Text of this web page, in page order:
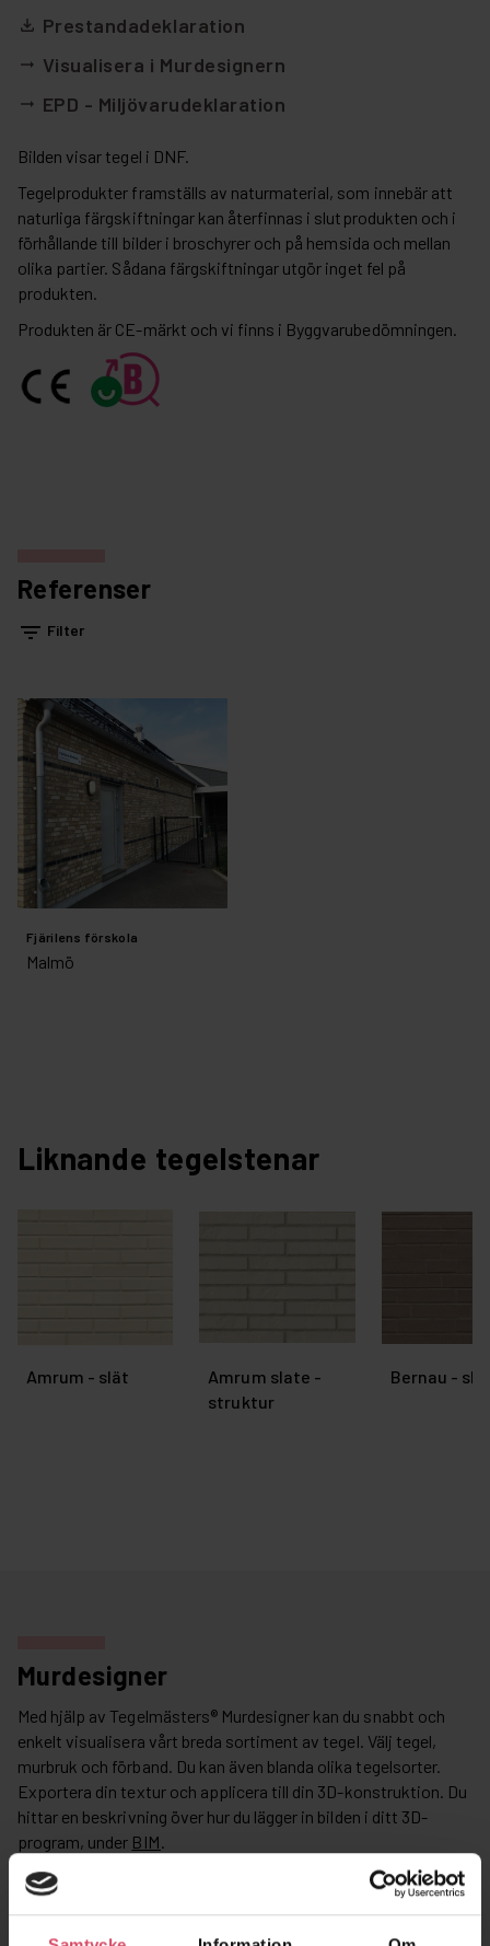
file_download Prestandadeklaration
arrow_right_alt Visualisera i Murdesignern
arrow_right_alt EPD - Miljövarudeklaration
Bilden visar tegel i DNF.
Tegelprodukter framställs av naturmaterial, som innebär att
naturliga färgskiftningar kan återfinnas i slutprodukten och i
förhållande till bilder i broschyrer och på hemsida och mellan
olika partier. Sådana färgskiftningar utgör inget fel på
produkten.
Produkten är CE-märkt och vi finns i Byggvarubedömningen.
Referenser
filter_list Filter
Fjärilens förskola
Malmö
Liknande tegelstenar
Amrum - slät
Amrum slate -
struktur
Bernau -
Murdesigner
Med hjälp av Tegelmästers® Murdesigner kan du snabbt och
enkelt visualisera vårt breda sortiment av tegel. Välj tegel,
murbruk och förband. Du kan även blanda olika tegelsorter.
Exportera din textur och applicera till din 3D-konstruktion. Du
hittar en beskrivning över hur du lägger in bilden i ditt 3D-
program, under BIM.